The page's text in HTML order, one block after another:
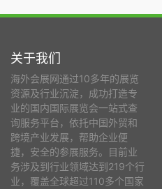
关于我们
海外会展网通过10多年的展览
资源及行业沉淀，成功打造专
业的国内国际展览会一站式查
询服务平台，依托中国外贸和
跨境产业发展，帮助企业便
捷，安全的参展服务。目前业
务涉及到行业领域达到219个行
业，覆盖全球超过110多个国家